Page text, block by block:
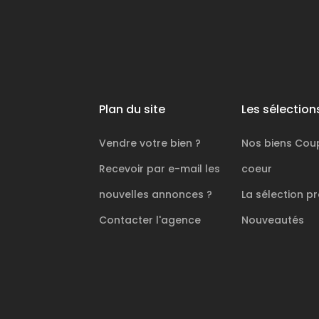
Plan du site
Vendre votre bien ?
Recevoir par e-mail les
nouvelles annonces ?
Contacter l'agence
Les
Nos biens
coeur
La sélection
Nouveautés